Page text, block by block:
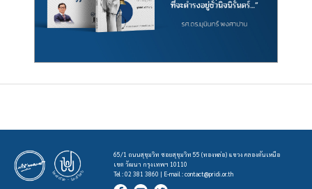
65/1 ถนนสุขุมวิท ซอยสุขุมวิท 55 (ทองหล่อ) แขวง คลองตันเหนือ
เขต วัฒนา กรุงเทพฯ 10110
Tel : 02 381 3860 | E-mail :contact@pridi.or.th